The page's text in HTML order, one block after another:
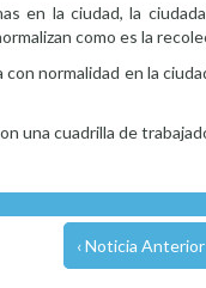
en la ciudad, la
como es la
normalidad en la
una cuadrilla de
‹ Noticia Anterior